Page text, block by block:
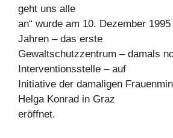
geht uns alle
an“ wurde am 10. Dezember
Jahren – das erste
Gewaltschutzzentrum – damals
Interventionsstelle – auf
Initiative der damaligen
Helga Konrad in Graz
eröffnet.